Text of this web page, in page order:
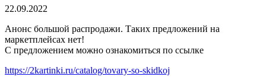
22.09.2022
Анонс большой распродажи. Таких предложений на
маркетплейсах нет!
С предложением можно ознакомиться по ссылке
https://2kartinki.ru/catalog/tovary-so-skidkoj